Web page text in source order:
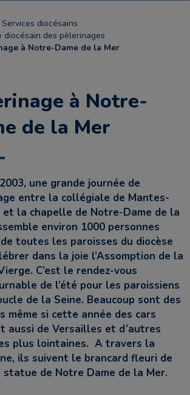
Services diocésains
diocésain des pèlerinages
à Notre-Dame de la Mer
à Notre-
de la Mer
une grande journée de
entre la collégiale de Mantes-
et la chapelle de Notre-Dame de la
environ 1000 personnes
toutes les paroisses du diocèse
dans la joie l’Assomption de la
C’est le rendez-vous
de l’été pour les paroissiens
de la Seine. Beaucoup sont des
même si cette année des cars
aussi de Versailles et d’autres
plus lointaines. A travers la
ils suivent le brancard fleuri de
de Notre Dame de la Mer.